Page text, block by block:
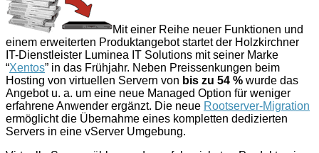
Mit einer Reihe neuer Funktionen und
einem erweiterten Produktangebot startet der Holzkirchner
IT-Dienstleister Luminea IT Solutions mit seiner Marke
“Xentos” in das Frühjahr. Neben Preissenkungen beim
Hosting von virtuellen Servern von bis zu 54 % wurde das
Angebot u. a. um eine neue Managed Option für weniger
erfahrene Anwender ergänzt. Die neue Rootserver-Migration
ermöglicht die Übernahme eines kompletten dedizierten
Servers in eine vServer Umgebung.